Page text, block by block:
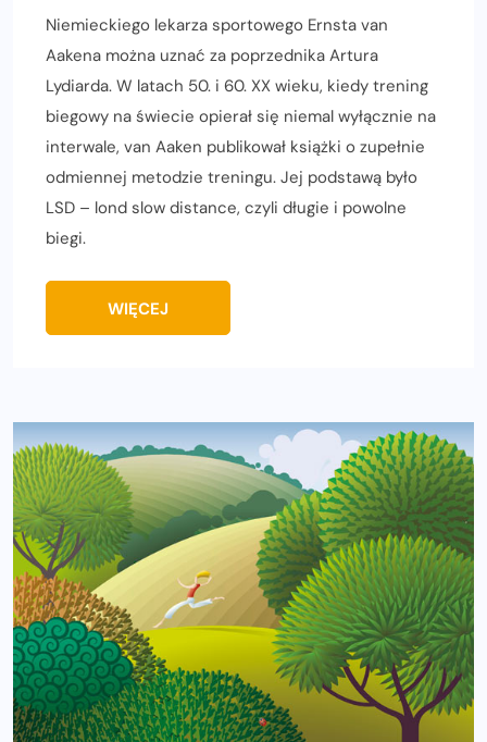
Niemieckiego lekarza sportowego Ernsta van
Aakena można uznać za poprzednika Artura
Lydiarda. W latach 50. i 60. XX wieku, kiedy trening
biegowy na świecie opierał się niemal wyłącznie na
interwale, van Aaken publikował książki o zupełnie
odmiennej metodzie treningu. Jej podstawą było
LSD – lond slow distance, czyli długie i powolne
biegi.
WIĘCEJ